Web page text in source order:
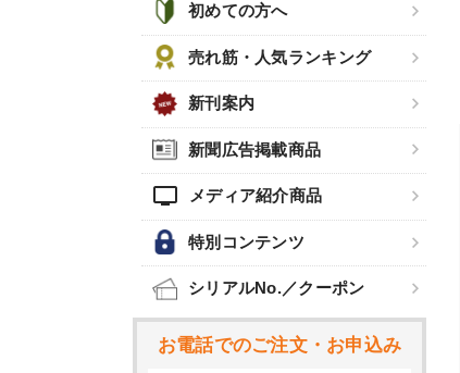
初めての方へ
売れ筋・人気ランキング
新刊案内
新聞広告掲載商品
tv メディア紹介商品
特別コンテンツ
シリアルNo.／クーポン
お電話でのご注文・お申込み